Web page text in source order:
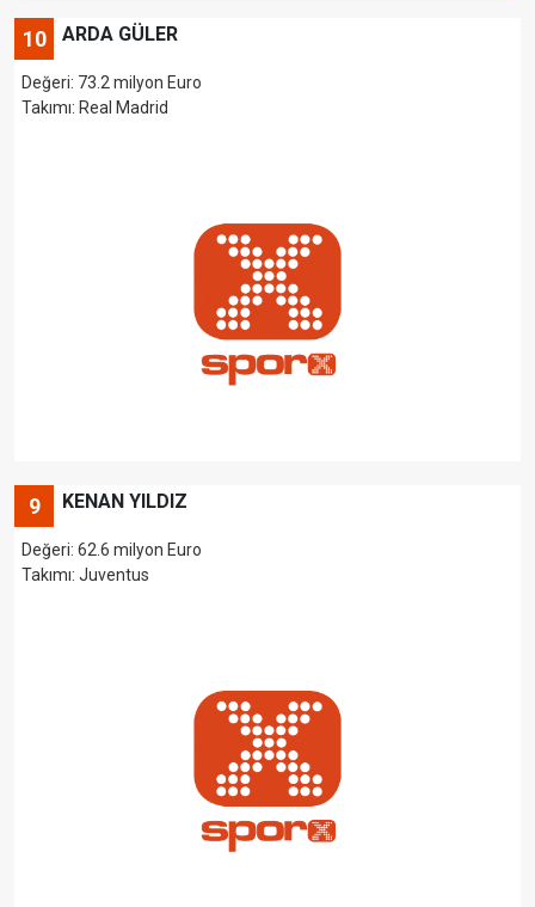
10 ARDA GÜLER
Değeri: 73.2 milyon Euro
Takımı: Real Madrid
9 KENAN YILDIZ
Değeri: 62.6 milyon Euro
Takımı: Juventus